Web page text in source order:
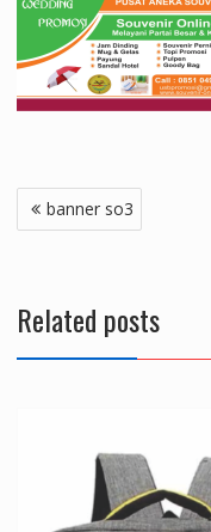
Navigasi
pos
banner so3
Related posts